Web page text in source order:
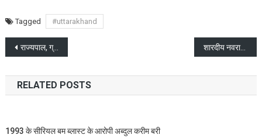
Tagged #uttarakhand
Post
navigation
राज्यपाल, ग्राफिक एरा पर्वतीय विश्वविद्यालय दीक्षांत समारोह में हुए सम्मलित, कही बड़ी बात शारदीय नवरात्रि के महानवमी पर राज्यपाल ने किया कन्या पूजन
RELATED POSTS
1993 के सीरियल बम ब्लास्ट के आरोपी अब्दुल करीम बरी